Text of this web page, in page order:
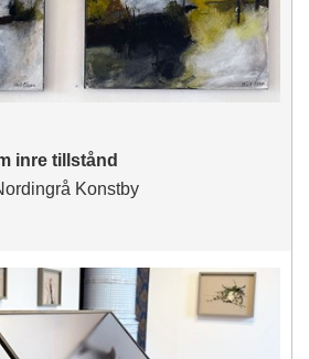
inre tillstånd
Konstby